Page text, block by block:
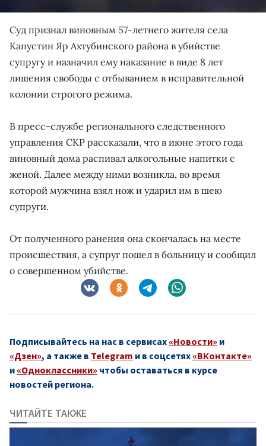
Суд признал виновным 57-летнего жителя села
Капустин Яр Ахтубинского района в убийстве
супругу и назначил ему наказание в виде 8 лет
лишения свободы с отбыванием в исправительной
колонии строгого режима.
В пресс-службе регионального следственного
управления СКР рассказали, что в июне этого года
виновный дома распивал алкогольные напитки с
женой. Далее между ними возникла, во время
которой мужчина взял нож и ударил им в шею
супруги.
От полученного ранения она скончалась на месте
происшествия, а супруг пошел в больницу и сообщил
о совершенном убийстве.
Подписывайтесь на нас в сервисах «Новости» и
«Дзен», а также в Telegram и в соцсетях «ВКонтакте»
и «Одноклассники» чтобы оставаться в курсе
новостей региона.
ЧИТАЙТЕ ТАКЖЕ